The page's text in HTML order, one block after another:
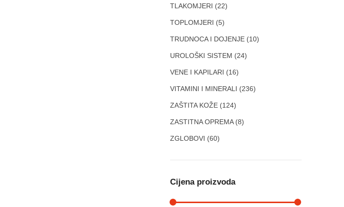
TLAKOMJERI (22)
TOPLOMJERI (5)
TRUDNOCA I DOJENJE (10)
UROLOŠKI SISTEM (24)
VENE I KAPILARI (16)
VITAMINI I MINERALI (236)
ZAŠTITA KOŽE (124)
ZASTITNA OPREMA (8)
ZGLOBOVI (60)
Cijena proizvoda